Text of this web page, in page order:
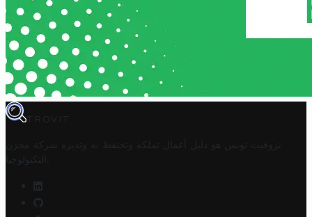
TROVIT
تروفيت تونس هو دليل أعمال تملكه وتحتفظ به وتديره
شركة مخزن
التكنولوجيا